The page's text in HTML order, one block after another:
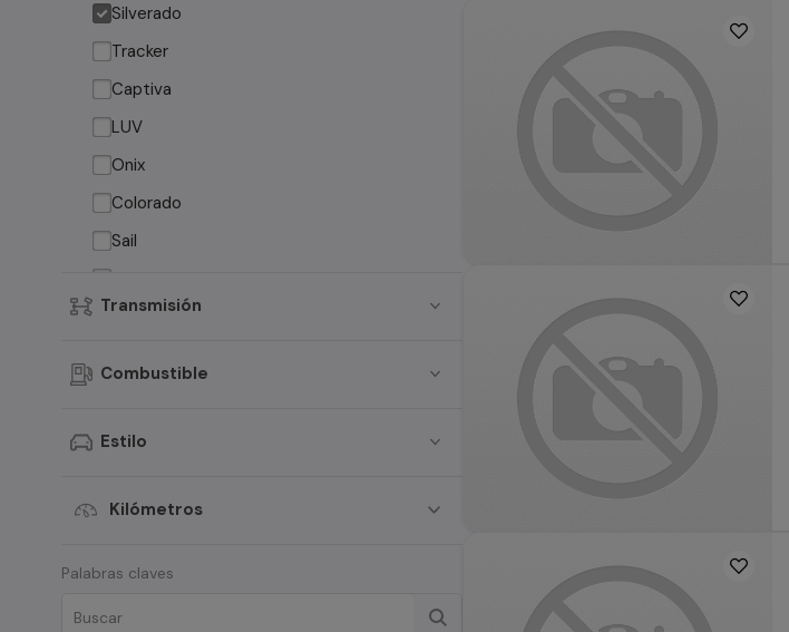
Silverado
Tracker
Captiva
LUV
Onix
Colorado
Sail
Traverse
Suburban
Aveo
Blazer
N400
Transmisión
Combustible
Estilo
Kilómetros
Palabras claves